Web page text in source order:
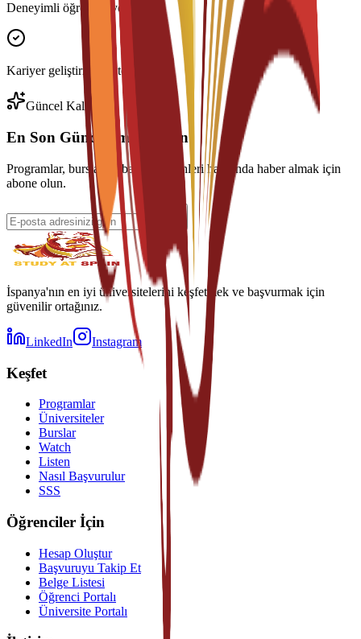
Deneyimli öğretim üyeleri
Kariyer geliştirme desteği
Güncel Kalın
En Son Güncellemeleri Alın
Programlar, burslar ve başvuru tarihleri hakkında haber almak için
abone olun.
İspanya'nın en iyi üniversitelerini keşfetmek ve başvurmak için
güvenilir ortağınız.
LinkedIn Instagram
Keşfet
Programlar
Üniversiteler
Burslar
Watch
Listen
Nasıl Başvurulur
SSS
Öğrenciler İçin
Hesap Oluştur
Başvuruyu Takip Et
Belge Listesi
Öğrenci Portalı
Üniversite Portalı